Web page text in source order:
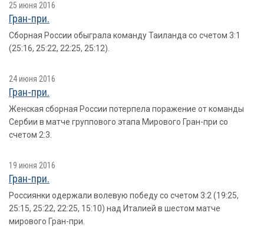
25 июня 2016
Гран-при.
Сборная России обыграла команду Таиланда со счетом 3:1
(25:16, 25:22, 22:25, 25:12).
24 июня 2016
Гран-при.
Женская сборная России потерпела поражение от команды
Сербии в матче группового этапа Мирового Гран-при со
счетом 2:3.
19 июня 2016
Гран-при.
Россиянки одержали волевую победу со счетом 3:2 (19:25,
25:15, 25:22, 22:25, 15:10) над Италией в шестом матче
мирового Гран-при.